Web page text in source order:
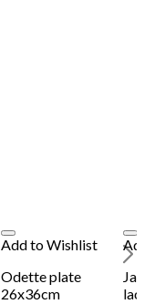
Add to Wishlist
Odette plate
26x36cm